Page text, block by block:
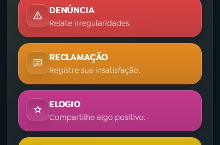
DENÚNCIA
Relate irregularidades.
RECLAMAÇÃO
Registre sua insatisfação.
ELOGIO
Compartilhe algo positivo.